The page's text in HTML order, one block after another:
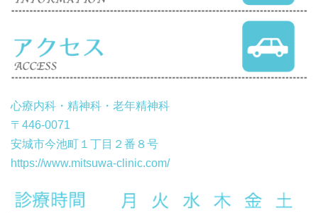
心療内科・精神科・老年精神科
〒446-0071
安城市今池町１丁目２番８号
https://www.mitsuwa-clinic.com/